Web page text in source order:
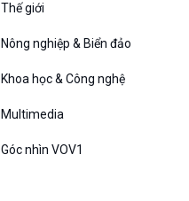
Thế giới
Nông nghiệp & Biển đảo
Khoa học & Công nghệ
Multimedia
Góc nhìn VOV1